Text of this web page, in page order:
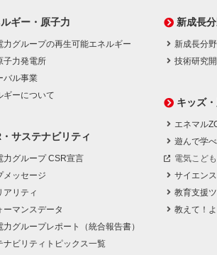
ギー・原子力
力グループの再生可能エネルギー
子力発電所
バル事業
ギーについて
サステナビリティ
力グループ CSR宣言
メッセージ
アリティ
ーマンスデータ
力グループレポート（統合報告書）
ナビリティトピックス一覧
新成長
新成長分野
技術研究
キッズ
エネマル
遊んで学
電気こど
サイエン
教育支援
教えて！